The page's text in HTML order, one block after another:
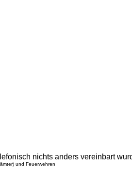
nichts anders vereinbart
und Feuerwehren